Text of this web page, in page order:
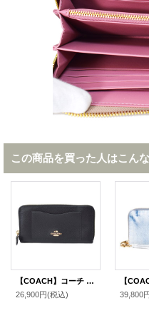
この商品を買った人はこん
【COACH】コーチ ラグジュアリー クロスグレーン レザー アコーディオン ジップ アラウンド 長財布 ブラック2（日本未発売）
26,900円(税込)
39,800円